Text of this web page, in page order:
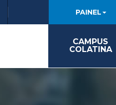
PAINEL
CAMPUS
COLATINA